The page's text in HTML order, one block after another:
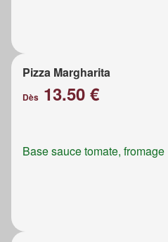
Pizza Margharita
Dès 13.50 €
Base sauce tomate, fromage